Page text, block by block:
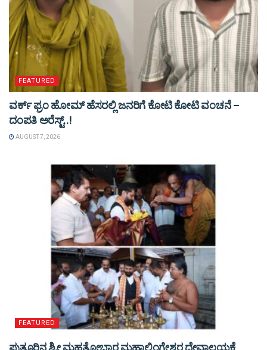
FEATURED
ವರ್ಕ್ ಫ್ರಂ ಹೋಮ್ ಹೆಸರಲ್ಲಿ ಜನರಿಗೆ ಕೋಟಿ ಕೋಟಿ ವಂಚನೆ –
ದಂಪತಿ ಅರೆಸ್ಟ್..!
AUGUST 7, 2026
FEATURED
ಪುತ್ತೂರಿನ ಶ್ರೀ ಮಹತೋಭಾರ ಮಹಾಲಿಂಗೇಶ್ವರ ದೇವಾಲಯಕ್ಕೆ